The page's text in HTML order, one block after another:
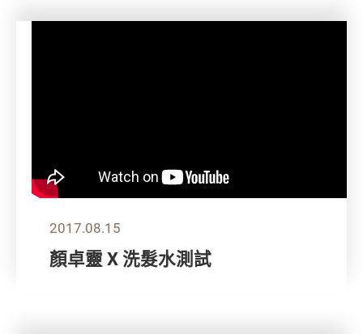
2017.08.15
顏卓靈 X 洗髮水測試